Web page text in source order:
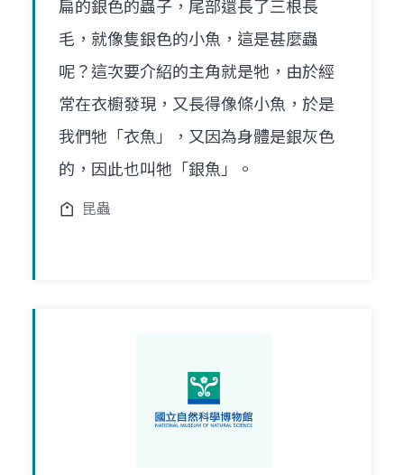
扁的銀色的蟲子，尾部還長了三根長
毛，就像隻銀色的小魚，這是甚麼蟲
呢？這次要介紹的主角就是牠，由於經
常在衣櫥發現，又長得像條小魚，於是
我們牠「衣魚」，又因為身體是銀灰色
的，因此也叫牠「銀魚」。
昆蟲